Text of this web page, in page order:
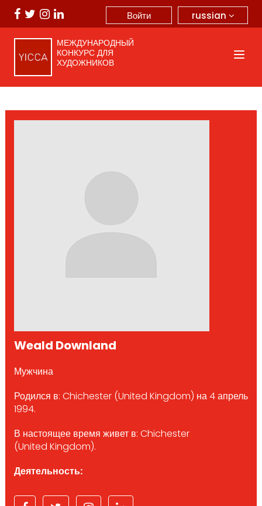
russian
Войти
МЕЖДУНАРОДНЫЙ
КОНКУРС ДЛЯ
ХУДОЖНИКОВ
Weald Downland
Мужчина
Родился в: Chichester (United Kingdom) на 4 апрель
1994.
В настоящее время живет в: Chichester
(United Kingdom).
Деятельность: